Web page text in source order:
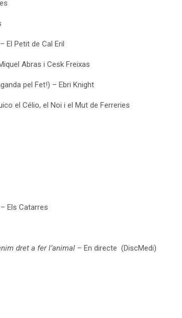
El Petit de Cal Eril
Abras i Cesk Freixas
pel Fet!) – Ebri Knight
el Célio, el Noi i el Mut de Ferreries
Els Catarres
dret a fer l’animal – En directe (DiscMedi)